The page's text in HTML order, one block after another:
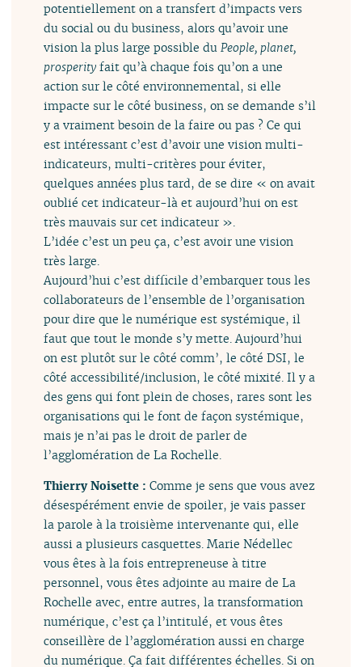
potentiellement on a transfert d’impacts vers
du social ou du business, alors qu’avoir une
vision la plus large possible duPeople, planet,
prosperity fait qu’à chaque fois qu’on a une
action sur le côté environnemental, si elle
impacte sur le côté business, on se demande s’il
y a vraiment besoin de la faire ou pas ? Ce qui
est intéressant c’est d’avoir une vision multi-
indicateurs, multi-critères pour éviter,
quelques années plus tard, de se dire « on avait
oublié cet indicateur-là et aujourd’hui on est
très mauvais sur cet indicateur ».
L’idée c’est un peu ça, c’est avoir une vision
très large.
Aujourd’hui c’est difficile d’embarquer tous les
collaborateurs de l’ensemble de l’organisation
pour dire que le numérique est systémique, il
faut que tout le monde s’y mette. Aujourd’hui
on est plutôt sur le côté comm’, le côté DSI, le
côté accessibilité/inclusion, le côté mixité. Il y a
des gens qui font plein de choses, rares sont les
organisations qui le font de façon systémique,
mais je n’ai pas le droit de parler de
l’agglomération de La Rochelle.
Thierry Noisette :Comme je sens que vous avez
désespérément envie de spoiler, je vais passer
la parole à la troisième intervenante qui, elle
aussi a plusieurs casquettes. Marie Nédellec
vous êtes à la fois entrepreneuse à titre
personnel, vous êtes adjointe au maire de La
Rochelle avec, entre autres, la transformation
numérique, c’est ça l’intitulé, et vous êtes
conseillère de l’agglomération aussi en charge
du numérique. Ça fait différentes échelles. Si on